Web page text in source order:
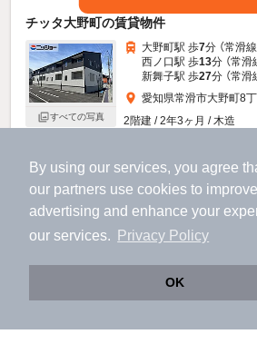
By using our services, you agree
our partners use cookies to improve
advertising and enhance your
our services.
Privacy Policy
OK
アプリに切り替えて、サクサクお
会員登録なしですぐ使える。マップ検
チッタ大野町の賃貸物件
すべての写真
大野町駅 歩7分 （常滑線
西ノ口駅 歩13分 （常滑
新舞子駅 歩27分 （常滑
愛知県常滑市大野町8
2階建 / 2年3ヶ月 / 木造
7.2万円
（管理費6,000円）
敷 不要 礼 不要
2階 / 2DK / 49.0㎡